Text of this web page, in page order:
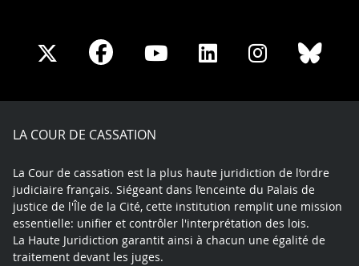
Share
X
Share
Facebook
Share
Youtube
Share
LinkedIn
Share
Instagram
LA COUR DE CASSATION
La Cour de cassation est la plus haute juridiction de l’ordre
judiciaire français. Siégeant dans l’enceinte du Palais de
justice de l'Île de la Cité, cette institution remplit une mission
essentielle: unifier et contrôler l'interprétation des lois.
La Haute Juridiction garantit ainsi à chacun une égalité de
traitement devant les juges.